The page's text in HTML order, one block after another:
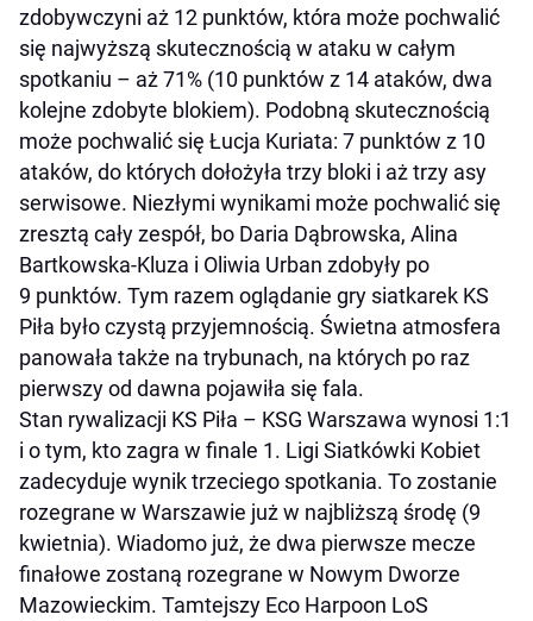
zdobywczyni aż 12 punktów, która może pochwalić
się najwyższą skutecznością w ataku w całym
spotkaniu – aż 71% (10 punktów z 14 ataków, dwa
kolejne zdobyte blokiem). Podobną skutecznością
może pochwalić się Łucja Kuriata: 7 punktów z 10
ataków, do których dołożyła trzy bloki i aż trzy asy
serwisowe. Niezłymi wynikami może pochwalić się
zresztą cały zespół, bo Daria Dąbrowska, Alina
Bartkowska-Kluza i Oliwia Urban zdobyły po
9 punktów. Tym razem oglądanie gry siatkarek KS
Piła było czystą przyjemnością. Świetna atmosfera
panowała także na trybunach, na których po raz
pierwszy od dawna pojawiła się fala.
Stan rywalizacji KS Piła – KSG Warszawa wynosi 1:1
i o tym, kto zagra w finale 1. Ligi Siatkówki Kobiet
zadecyduje wynik trzeciego spotkania. To zostanie
rozegrane w Warszawie już w najbliższą środę (9
kwietnia). Wiadomo już, że dwa pierwsze mecze
finałowe zostaną rozegrane w Nowym Dworze
Mazowieckim. Tamtejszy Eco Harpoon LoS